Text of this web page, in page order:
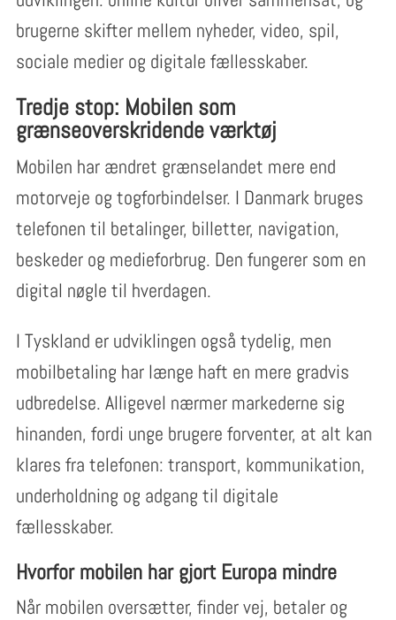
brugerne skifter mellem nyheder, video, spil,
sociale medier og digitale fællesskaber.
Tredje stop: Mobilen som
grænseoverskridende værktøj
Mobilen har ændret grænselandet mere end
motorveje og togforbindelser. I Danmark bruges
telefonen til betalinger, billetter, navigation,
beskeder og medieforbrug. Den fungerer som en
digital nøgle til hverdagen.
I Tyskland er udviklingen også tydelig, men
mobilbetaling har længe haft en mere gradvis
udbredelse. Alligevel nærmer markederne sig
hinanden, fordi unge brugere forventer, at alt kan
klares fra telefonen: transport, kommunikation,
underholdning og adgang til digitale
fællesskaber.
Hvorfor mobilen har gjort Europa mindre
Når mobilen oversætter, finder vej, betaler og